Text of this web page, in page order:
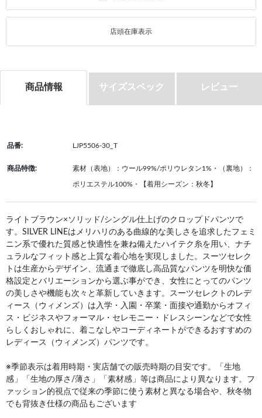
店頭在庫表示
商品情報 サイズスペック レビュー
品番: LJP5506-30_T
商品特徴: 素材（表地）：ウール99%/ポリウレタン1%・（裏地）：
ポリエステル100%・【着用シーズン：秋冬】
ライトブラウン×ソリッド/シングル仕上げのクロップドパンツで
す。SILVER LINEはメリハリのある曲線的な美しさを追求したフェミ
ニン系で優れた質感と快適性を兼ね備えたハイテク糸を用い、ナチ
ュラルなフィット感と上質な着心地を実現しました。スーツセレク
トは生産からデザイン、流通まで徹底し高品質なパンツを明快な価
格設定とバリエーションから選ぶ事ができ、女性にとってのパンツ
の美しさや機能も次々と革新していきます。スーツセレクトのレデ
ィース（ウィメンズ）は入学・入園・卒業・面接や通勤からオフィ
ス・ビジネスやフォーマル・セレモニー・ドレスシーンなどで女性
らしくおしゃれに、着こなしやコーディネートができるおすすめの
レディース（ウィメンズ）パンツです。
※季節表示は着用時期・実店舗での販売時期の目安です。「生地
感」「生地の厚さ/薄さ」「素材感」等は商品により異なります。フ
ァッション的視点で従来の季節に使う素材と異なる場合や、秋冬物
でも背抜き仕様の商品もございます